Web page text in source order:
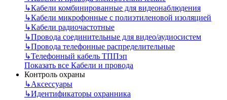
↳Кабели комбинированные для видеонаблюдения
↳Кабели микрофонные с полиэтиленовой изоляцией
↳Кабели радиочастотные
↳Провода соединительные для видео/аудиосистем
↳Провода телефонные распределительные
↳Телефонный кабель ТППэп
Показать все Кабели и провода
Контроль охраны
↳Аксессуары
↳Идентификаторы охранника